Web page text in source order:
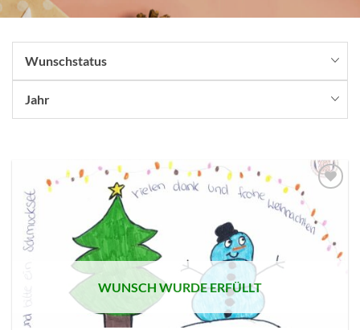
Wunschstatus
Jahr
AUF MEINE
MERKLISTE
SETZEN
WUNSCH WURDE ERFÜLLT